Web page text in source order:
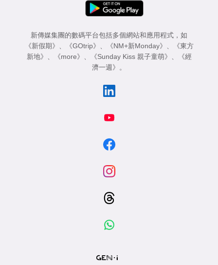
新傳媒集團的數碼平台包括多個網站和應用程式，如
《新假期》
《GOtrip》 《NM+新Monday》
《東方
新地》
《more》 《Sunday Kiss 親子童萌》
《經
濟一週》
。